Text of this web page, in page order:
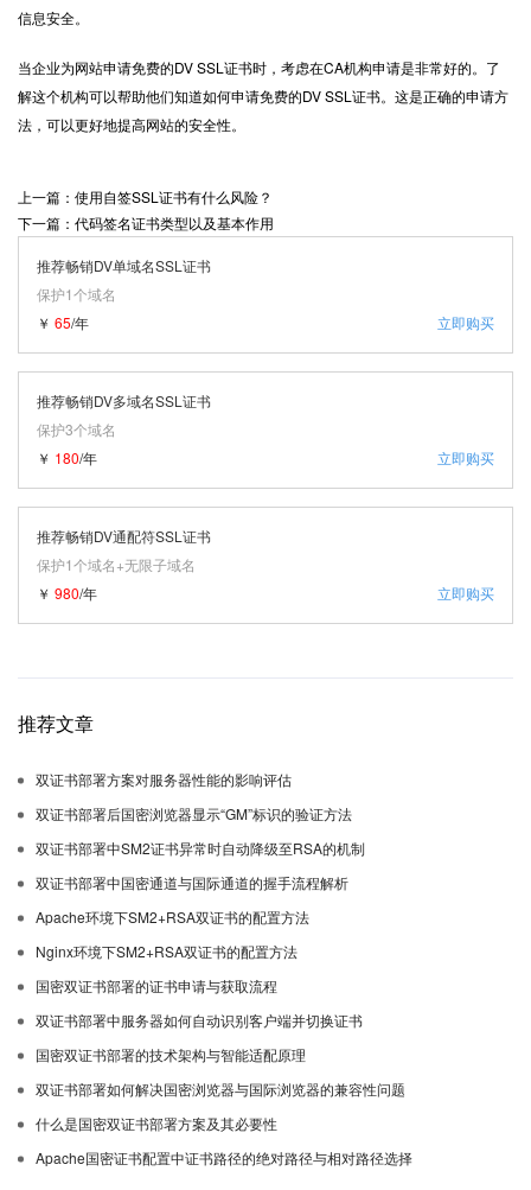
信息安全。
当企业为网站申请免费的DV SSL证书时，考虑在CA机构申请是非常好的。了
解这个机构可以帮助他们知道如何申请免费的DV SSL证书。这是正确的申请方
法，可以更好地提高网站的安全性。
上一篇：使用自签SSL证书有什么风险？
下一篇：代码签名证书类型以及基本作用
推荐畅销DV单域名SSL证书
保护1个域名
立即购买
￥ 65/年
推荐畅销DV多域名SSL证书
保护3个域名
立即购买
￥ 180/年
推荐畅销DV通配符SSL证书
保护1个域名+无限子域名
立即购买
￥ 980/年
推荐文章
双证书部署方案对服务器性能的影响评估
双证书部署后国密浏览器显示“GM”标识的验证方法
双证书部署中SM2证书异常时自动降级至RSA的机制
双证书部署中国密通道与国际通道的握手流程解析
Apache环境下SM2+RSA双证书的配置方法
Nginx环境下SM2+RSA双证书的配置方法
国密双证书部署的证书申请与获取流程
双证书部署中服务器如何自动识别客户端并切换证书
国密双证书部署的技术架构与智能适配原理
双证书部署如何解决国密浏览器与国际浏览器的兼容性问题
什么是国密双证书部署方案及其必要性
Apache国密证书配置中证书路径的绝对路径与相对路径选择